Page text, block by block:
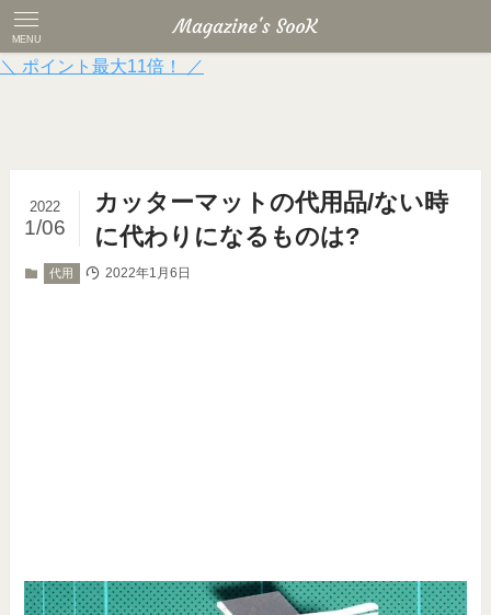
MENU
＼ ポイント最大11倍！ ／
カッターマットの代用品/ない時
に代わりになるものは?
2022
1/06
代用 2022年1月6日